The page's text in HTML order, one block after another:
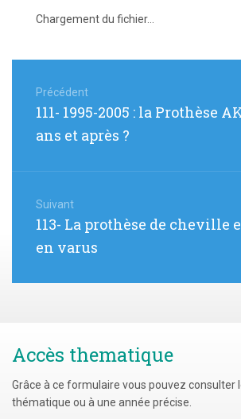
Chargement du fichier...
de
l’article
Précédent
Article
:
111- 1995-2005 : la Prothèse
ans et après ?
Suivant
Article
113- La prothèse de cheville
en varus
Accès thematique
Grâce à ce formulaire vous pouvez consulter
thématique ou à une année précise.